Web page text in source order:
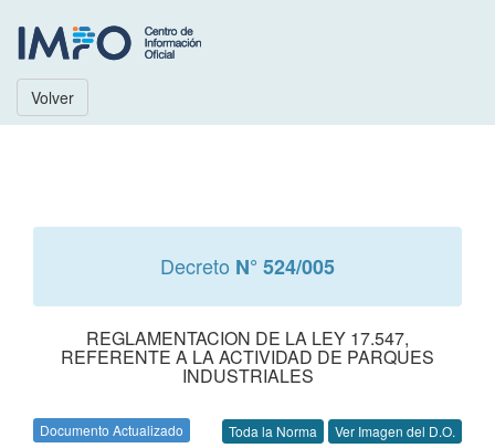
Volver
Decreto N° 524/005
REGLAMENTACION DE LA LEY 17.547,
REFERENTE A LA ACTIVIDAD DE PARQUES
INDUSTRIALES
Documento Actualizado Toda la Norma Ver Imagen del D.O.